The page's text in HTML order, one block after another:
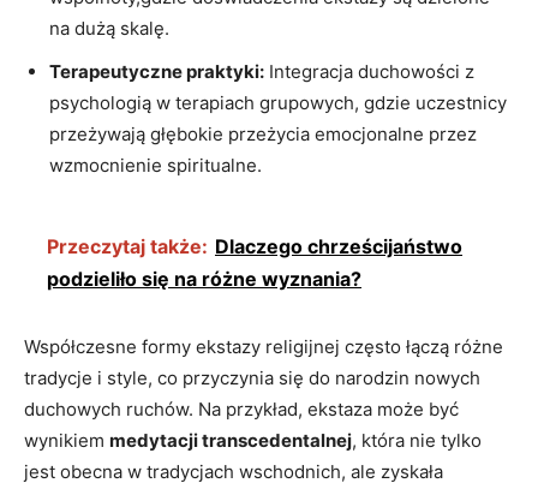
na dużą⁤ skalę.
Terapeutyczne praktyki: ‌Integracja‌ duchowości z
psychologią w terapiach grupowych, gdzie⁤ uczestnicy
przeżywają głębokie⁤ przeżycia emocjonalne ​przez
wzmocnienie spiritualne.
Przeczytaj także: Dlaczego chrześcijaństwo
podzieliło się na różne wyznania?
Współczesne formy‌ ekstazy religijnej ⁢często łączą różne
tradycje i style, co przyczynia się do narodzin nowych
duchowych ruchów. Na przykład, ekstaza może być
wynikiem medytacji transcedentalnej, która nie tylko
jest ​obecna w tradycjach wschodnich, ale zyskała